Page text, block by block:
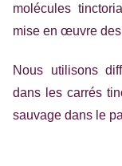
molécules
mise en œuvre
Nous utilisons
dans les carrés
sauvage dans le